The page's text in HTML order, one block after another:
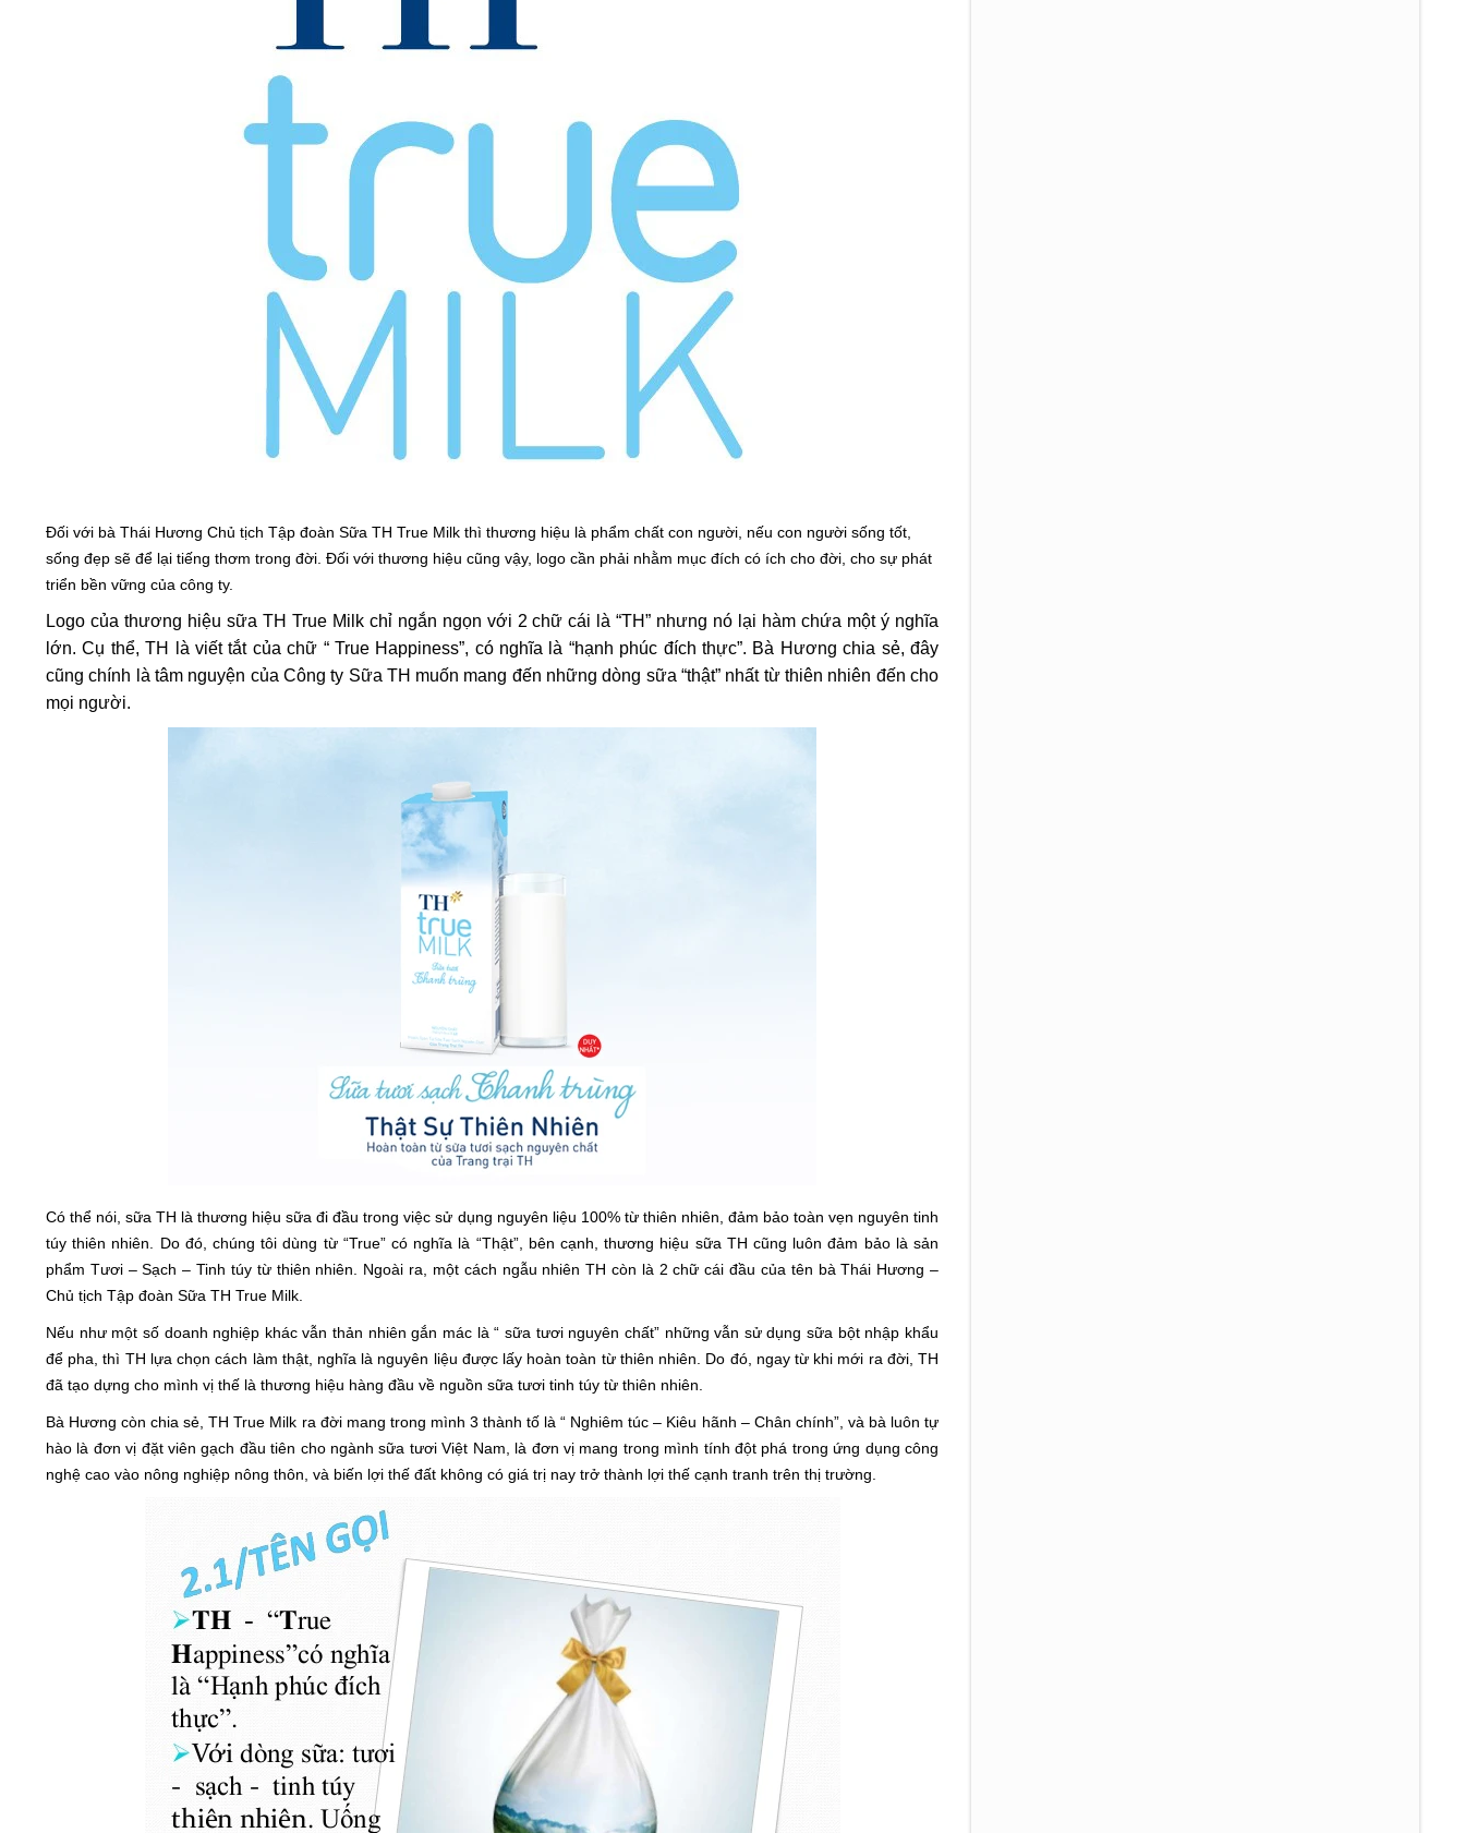
Đối với bà Thái Hương Chủ tịch Tập đoàn Sữa TH True Milk thì thương hiệu là phẩm chất con người, nếu con người sống tốt,
sống đẹp sẽ để lại tiếng thơm trong đời. Đối với thương hiệu cũng vậy, logo cần phải nhằm mục đích có ích cho đời, cho sự phát
triển bền vững của công ty.
Logo của thương hiệu sữa TH True Milk chỉ ngắn ngọn với 2 chữ cái là “TH” nhưng nó lại hàm chứa một ý nghĩa
lớn. Cụ thể, TH là viết tắt của chữ “ True Happiness”, có nghĩa là “hạnh phúc đích thực”. Bà Hương chia sẻ, đây
cũng chính là tâm nguyện của Công ty Sữa TH muốn mang đến những dòng sữa “thật” nhất từ thiên nhiên đến cho
mọi người.
Có thể nói, sữa TH là thương hiệu sữa đi đầu trong việc sử dụng nguyên liệu 100% từ thiên nhiên, đảm bảo toàn vẹn nguyên tinh
túy thiên nhiên. Do đó, chúng tôi dùng từ “True” có nghĩa là “Thật”, bên cạnh, thương hiệu sữa TH cũng luôn đảm bảo là sản
phẩm Tươi – Sạch – Tinh túy từ thiên nhiên. Ngoài ra, một cách ngẫu nhiên TH còn là 2 chữ cái đầu của tên bà Thái Hương –
Chủ tịch Tập đoàn Sữa TH True Milk.
Nếu như một số doanh nghiệp khác vẫn thản nhiên gắn mác là “ sữa tươi nguyên chất” những vẫn sử dụng sữa bột nhập khẩu
để pha, thì TH lựa chọn cách làm thật, nghĩa là nguyên liệu được lấy hoàn toàn từ thiên nhiên. Do đó, ngay từ khi mới ra đời, TH
đã tạo dựng cho mình vị thế là thương hiệu hàng đầu về nguồn sữa tươi tinh túy từ thiên nhiên.
Bà Hương còn chia sẻ, TH True Milk ra đời mang trong mình 3 thành tố là “ Nghiêm túc – Kiêu hãnh – Chân chính”, và bà luôn tự
hào là đơn vị đặt viên gạch đầu tiên cho ngành sữa tươi Việt Nam, là đơn vị mang trong mình tính đột phá trong ứng dụng công
nghệ cao vào nông nghiệp nông thôn, và biến lợi thế đất không có giá trị nay trở thành lợi thế cạnh tranh trên thị trường.